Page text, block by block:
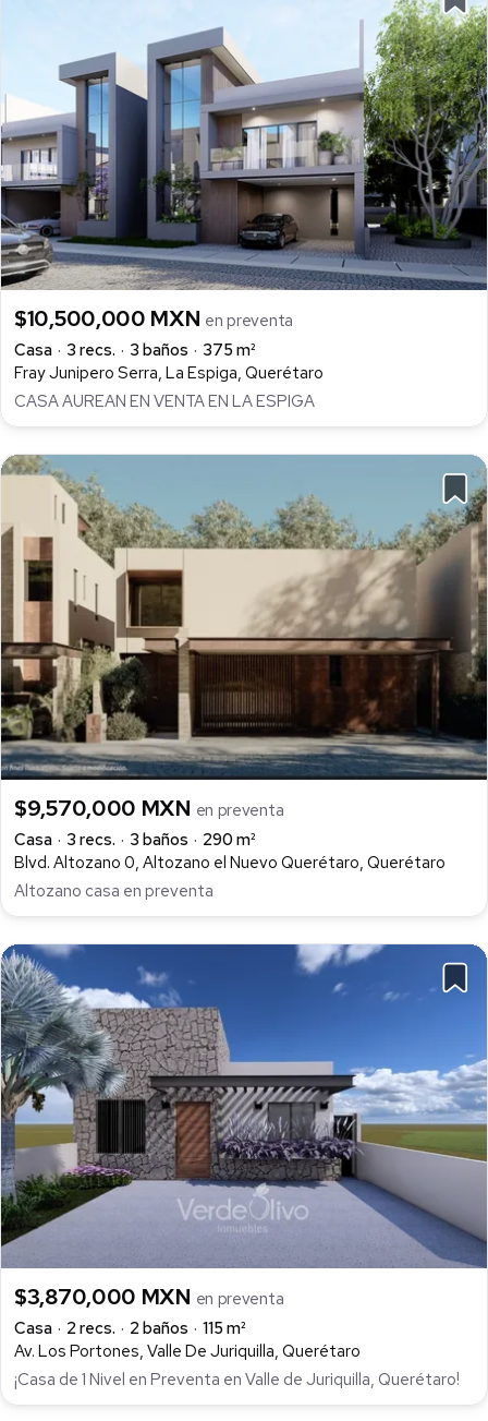
$10,500,000 MXN en preventa
Casa
3 recs. 3 baños
375 m²
Fray Junipero Serra, La Espiga, Querétaro
CASA AUREAN EN VENTA EN LA ESPIGA
$9,570,000 MXN en preventa
Casa
3 recs. 3 baños
290 m²
Blvd. Altozano 0, Altozano el Nuevo Querétaro, Querétaro
Altozano casa en preventa
$3,870,000 MXN en preventa
Casa
2 recs. 2 baños
115 m²
Av. Los Portones, Valle De Juriquilla, Querétaro
¡Casa de 1 Nivel en Preventa en Valle de Juriquilla, Querétaro!